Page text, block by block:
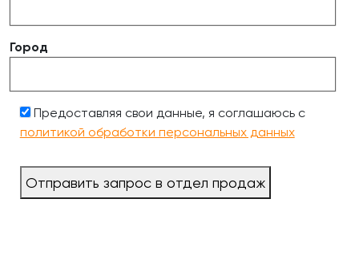
Город
Предоставляя свои данные, я соглашаюсь с
политикой обработки персональных данных
Отправить запрос в отдел продаж